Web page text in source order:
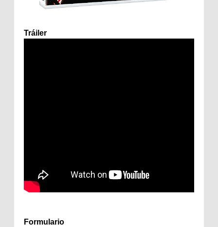
Tráiler
Formulario